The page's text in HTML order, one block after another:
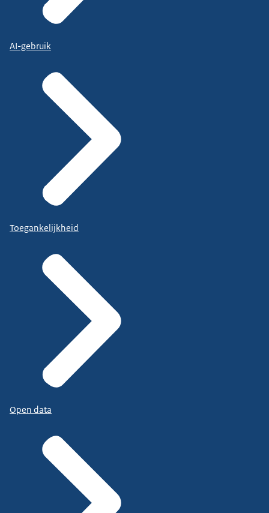
AI-gebruik
Toegankelijkheid
Open data